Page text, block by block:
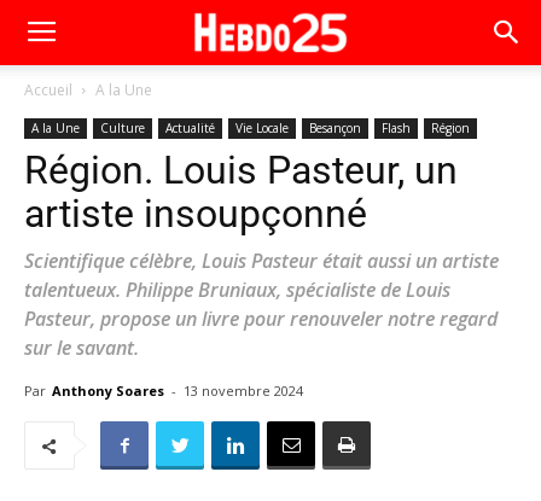
Accueil A la Une
A la Une Culture Actualité Vie Locale Besançon Flash Région
Région. Louis Pasteur, un
artiste insoupçonné
Scientifique célèbre, Louis Pasteur était aussi un artiste
talentueux. Philippe Bruniaux, spécialiste de Louis
Pasteur, propose un livre pour renouveler notre regard
sur le savant.
Par Anthony Soares - 13 novembre 2024